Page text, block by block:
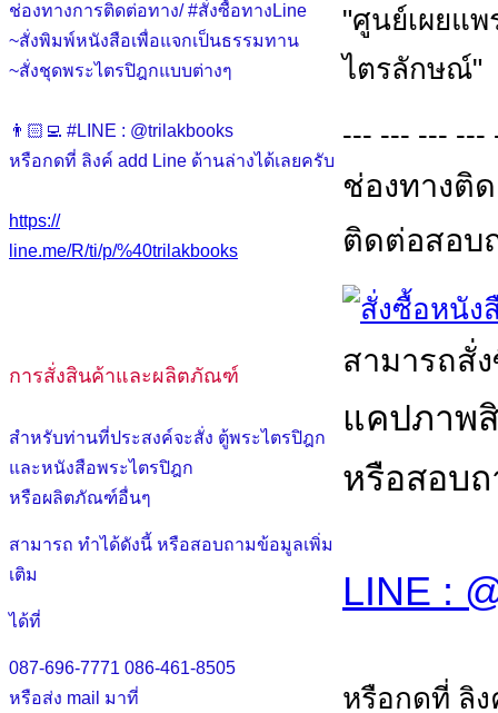
ช่องทางการติดต่อทาง/ #สั่งซื้อทางLine
~สั่งพิมพ์หนังสือเพื่อแจกเป็นธรรมทาน
~สั่งชุดพระไตรปิฎกแบบต่างๆ
👨🏻‍💻 #LINE : @trilakbooks
หรือกดที่ ลิงค์ add Line ด้านล่างได้เลยครับ
https://
line.me/R/ti/p/%40trilakbooks
การสั่งสินค้าและผลิตภัณฑ์
สำหรับท่านที่ประสงค์จะสั่ง ตู้พระไตรปิฎก
และหนังสือพระไตรปิฎก
หรือผลิตภัณฑ์อื่นๆ
สามารถ ทำได้ดังนี้ หรือสอบถามข้อมูลเพิ่ม
เติม
ได้ที่
087-696-7771 086-461-8505
หรือส่ง mail มาที่
"ศูนย์เผยแ
ไตรลักษณ์"
--- --- --- ---
ช่องทางติ
ติดต่อสอบ
สามารถสั่
แคปภาพ
หรือสอบถ
LINE :
หรือกดที่ ลิง